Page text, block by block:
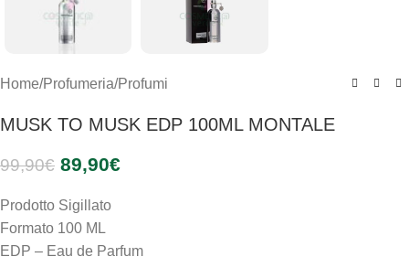
Home/Profumeria/Profumi
MUSK TO MUSK EDP 100ML MONTALE
99,90€ 89,90€
Prodotto Sigillato
Formato 100 ML
EDP – Eau de Parfum